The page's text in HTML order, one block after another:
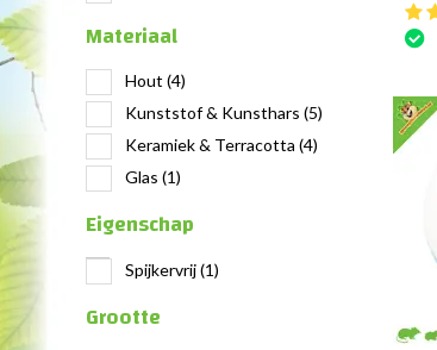
Materiaal
Hout (4)
Kunststof & Kunsthars (5)
Keramiek & Terracotta (4)
Glas (1)
Eigenschap
Spijkervrij(1)
Grootte